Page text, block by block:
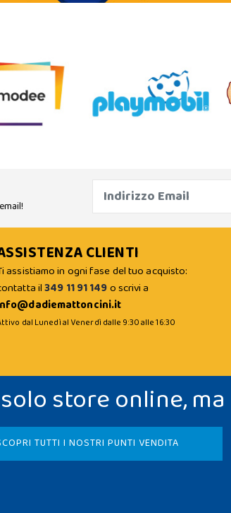
CLIENTI
assistiamo in ogni fase del tuo acquisto:
il349 11 91 149o scrivi a
dal Lunedì al Venerdì dalle 9:30 alle 16:30
store online, ma
TUTTI I NOSTRI PUNTI VENDITA